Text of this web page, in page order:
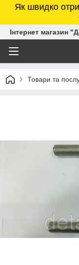
Як швидко
Інтернет магазин
Товари та